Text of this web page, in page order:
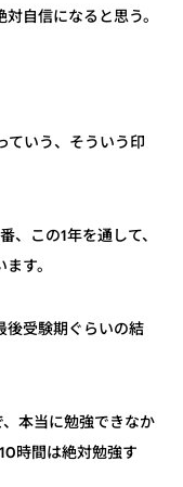
自信になると思う。
ていう、そういう印
、この1年を通して、
す。
後受験期ぐらいの結
本当に勉強できなか
時間は絶対勉強す